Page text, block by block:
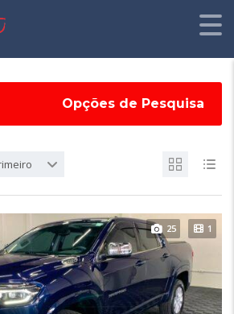
Opções de Pesquisa
25 1